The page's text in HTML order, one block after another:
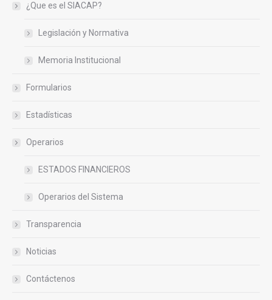
¿Que es el SIACAP?
Legislación y Normativa
Memoria Institucional
Formularios
Estadísticas
Operarios
ESTADOS FINANCIEROS
Operarios del Sistema
Transparencia
Noticias
Contáctenos